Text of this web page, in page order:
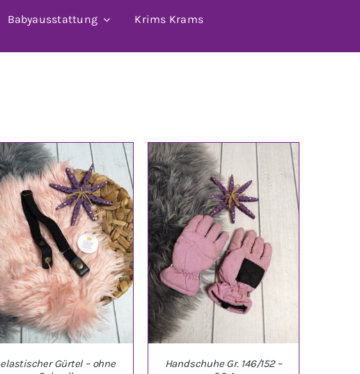
Babyausstattung Krims Krams
elastischer Gürtel – ohne
Handschuhe Gr. 146/152 –